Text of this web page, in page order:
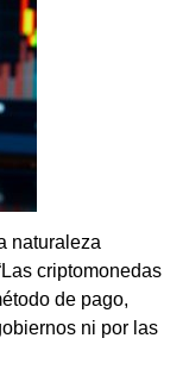
naturaleza
criptomonedas
de pago,
ni por las